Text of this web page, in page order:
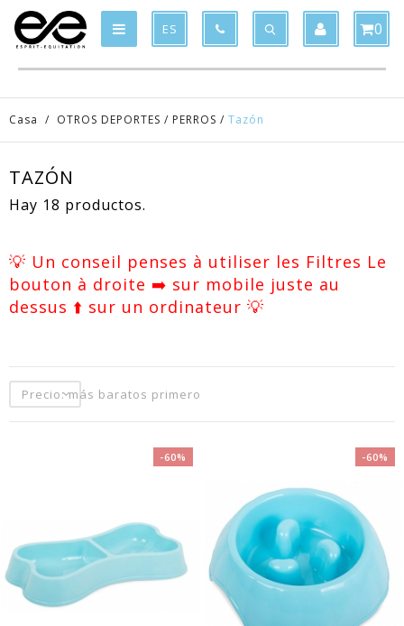
ES 0
Casa / OTROS DEPORTES / PERROS / Tazón
TAZÓN
Hay 18 productos.
💡 Un conseil penses à utiliser les Filtres Le
bouton à droite ➡️ sur mobile juste au
dessus ⬆️ sur un ordinateur 💡
Precio: más baratos primero
-60% -60%
Product added to the cart x
Product deleted from the cart x